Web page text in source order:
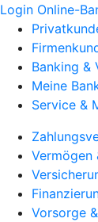
Login Online-
Banking &
Meine
Service &
Vermögen
Vorsorge